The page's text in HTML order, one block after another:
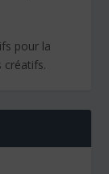
pour la
créatifs.